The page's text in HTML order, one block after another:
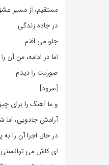
مستقیم، از مسیر
در جاده زندگی
جلو می افتم
اما در ادامه، من آن
صورتت را دیدم
[سرود]
و ما آهنگ را برای
آرامش جادویی، اما
در حال اجرا آن را
ای کاش می